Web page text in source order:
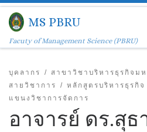
Skip to content
MS PBRU
Facuty of Management Science (PBRU)
บุคลากร
สาขาวิชาบริหารธุรกิจม
สายวิชาการ
หลักสูตรบริหารธุรกิจ
แขนงวิชาการจัดการ
อาจารย์ ดร.สุ